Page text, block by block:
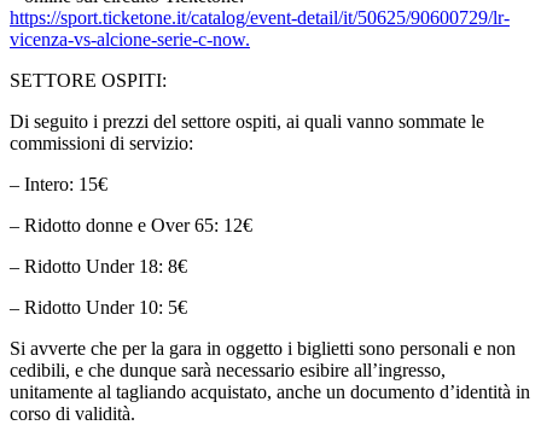
https://sport.ticketone.it/catalog/event-detail/it/50625/90600729/lr-
vicenza-vs-alcione-serie-c-now.
SETTORE OSPITI:
Di seguito i prezzi del settore ospiti, ai quali vanno sommate le
commissioni di servizio:
– Intero: 15€
– Ridotto donne e Over 65: 12€
– Ridotto Under 18: 8€
– Ridotto Under 10: 5€
Si avverte che per la gara in oggetto i biglietti sono personali e non
cedibili, e che dunque sarà necessario esibire all’ingresso,
unitamente al tagliando acquistato, anche un documento d’identità in
corso di validità.